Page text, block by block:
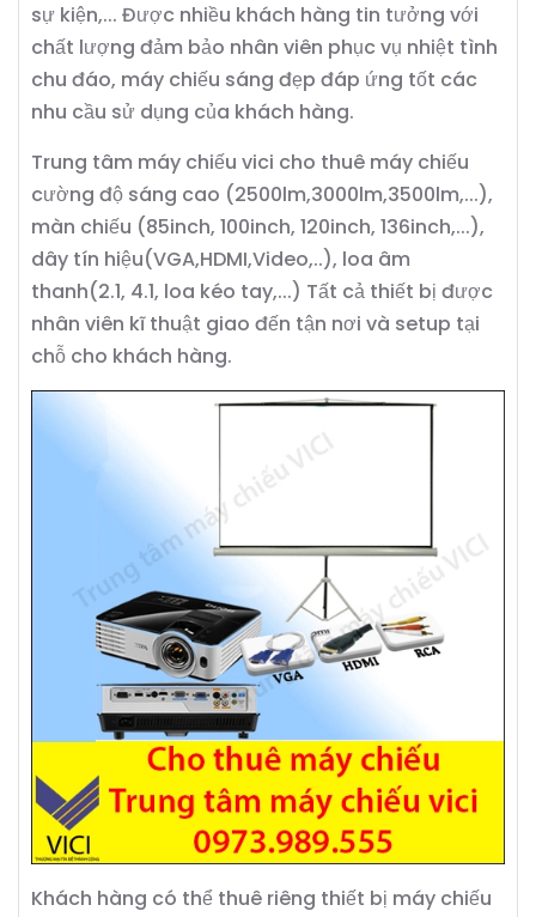
sự kiện,... Được nhiều khách hàng tin tưởng với
chất lượng đảm bảo nhân viên phục vụ nhiệt tình
chu đáo, máy chiếu sáng đẹp đáp ứng tốt các
nhu cầu sử dụng của khách hàng.
Trung tâm máy chiếu vici cho thuê máy chiếu
cường độ sáng cao (2500lm,3000lm,3500lm,...),
màn chiếu (85inch, 100inch, 120inch, 136inch,...),
dây tín hiệu(VGA,HDMI,Video,..), loa âm
thanh(2.1, 4.1, loa kéo tay,...) Tất cả thiết bị được
nhân viên kĩ thuật giao đến tận nơi và setup tại
chỗ cho khách hàng.
Khách hàng có thể thuê riêng thiết bị máy chiếu